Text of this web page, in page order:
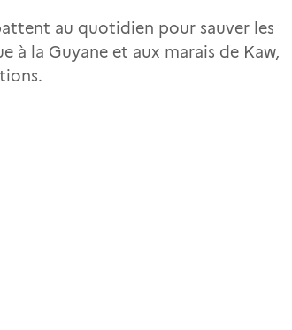
au quotidien pour sauver les
à la Guyane et aux marais de Kaw,